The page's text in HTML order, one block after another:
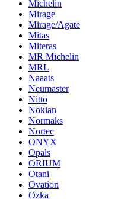
Michelin
Mirage
Mirage/Agate
Mitas
Miteras
MR Michelin
MRL
Naaats
Neumaster
Nitto
Nokian
Normaks
Nortec
ONYX
Opals
ORIUM
Otani
Ovation
Ozka